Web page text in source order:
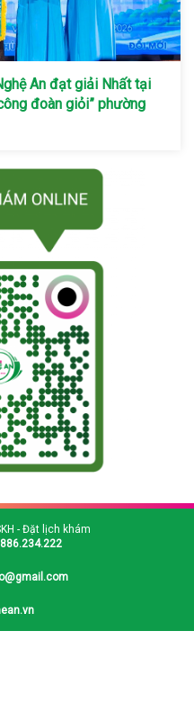
An đạt giải Nhất tại
đoàn giỏi” phường
- Đặt lịch khám